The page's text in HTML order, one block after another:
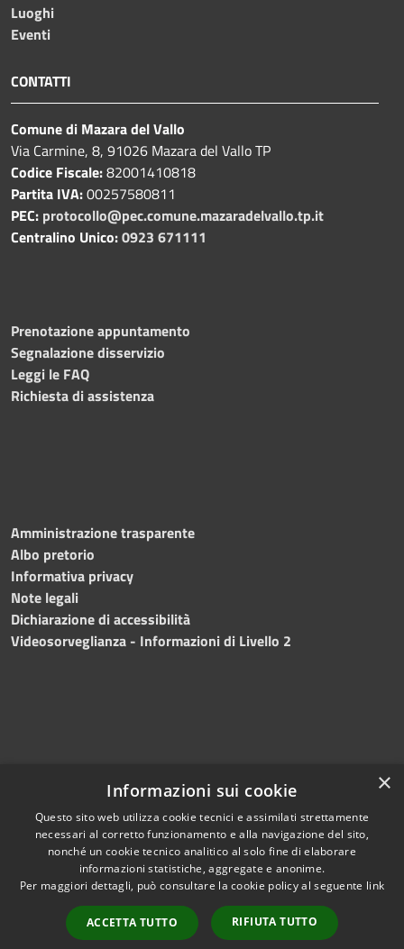
Luoghi
Eventi
CONTATTI
Comune di Mazara del Vallo
Via Carmine, 8, 91026 Mazara del Vallo TP
Codice Fiscale:82001410818
Partita IVA:00257580811
PEC: protocollo@pec.comune.mazaradelvallo.tp.it
Centralino Unico:0923 671111
Prenotazione appuntamento
Segnalazione disservizio
Leggi le FAQ
Richiesta di assistenza
Amministrazione trasparente
Albo pretorio
Informativa privacy
Note legali
Dichiarazione di accessibilità
Videosorveglianza - Informazioni di Livello 2
Accessibilità
Privacy
Mappa del sito
Copyright © 2024 •
Comune di Mazara del
Vallo• Powered
byMunicipium• Redazione
×
Informazioni sui cookie
Questo sito web utilizza cookie tecnici e assimilati strettamente
necessari al corretto funzionamento e alla navigazione del sito,
nonché un cookie tecnico analitico al solo fine di elaborare
informazioni statistiche, aggregate e anonime.
Per maggiori dettagli, può consultare la cookie policy al seguente link
ACCETTA TUTTO RIFIUTA TUTTO